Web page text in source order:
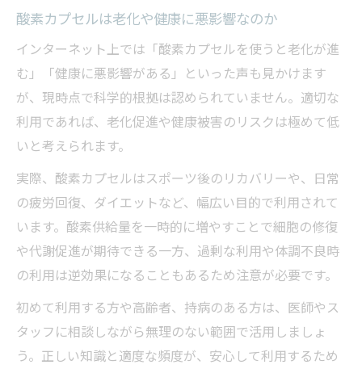
酸素カプセルは老化や健康に悪影響なのか
インターネット上では「酸素カプセルを使うと老化が進
む」「健康に悪影響がある」といった声も見かけます
が、現時点で科学的根拠は認められていません。適切な
利用であれば、老化促進や健康被害のリスクは極めて低
いと考えられます。
実際、酸素カプセルはスポーツ後のリカバリーや、日常
の疲労回復、ダイエットなど、幅広い目的で利用されて
います。酸素供給量を一時的に増やすことで細胞の修復
や代謝促進が期待できる一方、過剰な利用や体調不良時
の利用は逆効果になることもあるため注意が必要です。
初めて利用する方や高齢者、持病のある方は、医師やス
タッフに相談しながら無理のない範囲で活用しましょ
う。正しい知識と適度な頻度が、安心して利用するため